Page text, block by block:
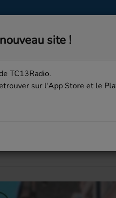
MÉDIAS site !
TC13Radio.
sur l'App Store et le